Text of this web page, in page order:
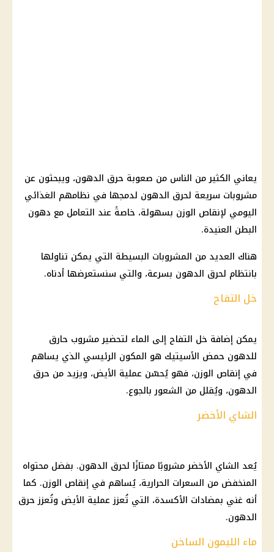
يعاني الكثير من الناس من صعوبة حرق الدهون، ويبحثون عن
مشروبات سريعة لحرق الدهون لدمجها في نظامهم الغذائي
اليومي لإنقاص الوزن بسهولة، خاصةً عند التعامل مع دهون
البطن العنيدة.
هناك العديد من المشروبات البسيطة التي يمكن تناولها
بانتظام لحرق الدهون بسرعة، والتي سنستعرضها أدناه.
خل التفاح
يمكن إضافة خل التفاح إلى الماء لتحضير مشروب حارق
للدهون حمض الأسيتيك هو المكون الرئيسي الذي يساهم
في إنقاص الوزن، فهو يُحسّن عملية الأيض، ويزيد من حرق
الدهون، ويُقلل من الشعور بالجوع.
الشاي الأخضر
يُعد الشاي الأخضر مشروبًا ممتازًا لحرق الدهون. بفضل محتواه
المنخفض من السعرات الحرارية، يُساهم في إنقاص الوزن. كما
أنه غني بمضادات الأكسدة، التي تُعزز عملية الأيض وتُعزز حرق
الدهون.
ماء الليمون الساخن